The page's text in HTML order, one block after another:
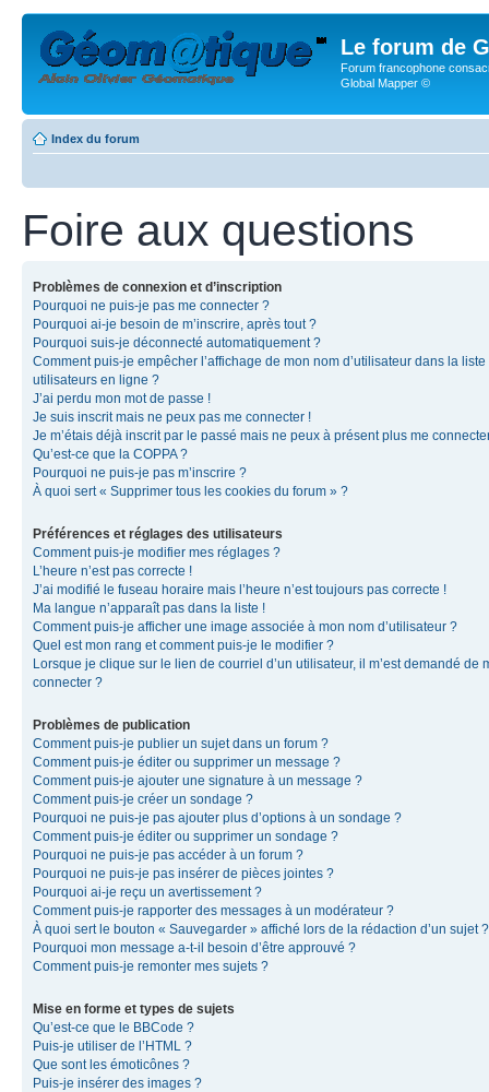
Le forum de
Forum francophone
Global Mapper ©
Index du forum
Foire aux questions
Problèmes de connexion et d’inscription
Pourquoi ne puis-je pas me connecter ?
Pourquoi ai-je besoin de m’inscrire, après tout ?
Pourquoi suis-je déconnecté automatiquement ?
Comment puis-je empêcher l’affichage de mon nom d’utilisateur dans la liste
utilisateurs en ligne ?
J’ai perdu mon mot de passe !
Je suis inscrit mais ne peux pas me connecter !
Je m’étais déjà inscrit par le passé mais ne peux à présent plus me
Qu’est-ce que la COPPA ?
Pourquoi ne puis-je pas m’inscrire ?
À quoi sert « Supprimer tous les cookies du forum » ?
Préférences et réglages des utilisateurs
Comment puis-je modifier mes réglages ?
L’heure n’est pas correcte !
J’ai modifié le fuseau horaire mais l’heure n’est toujours pas correcte !
Ma langue n’apparaît pas dans la liste !
Comment puis-je afficher une image associée à mon nom d’utilisateur ?
Quel est mon rang et comment puis-je le modifier ?
Lorsque je clique sur le lien de courriel d’un utilisateur, il m’est demandé de
connecter ?
Problèmes de publication
Comment puis-je publier un sujet dans un forum ?
Comment puis-je éditer ou supprimer un message ?
Comment puis-je ajouter une signature à un message ?
Comment puis-je créer un sondage ?
Pourquoi ne puis-je pas ajouter plus d’options à un sondage ?
Comment puis-je éditer ou supprimer un sondage ?
Pourquoi ne puis-je pas accéder à un forum ?
Pourquoi ne puis-je pas insérer de pièces jointes ?
Pourquoi ai-je reçu un avertissement ?
Comment puis-je rapporter des messages à un modérateur ?
À quoi sert le bouton « Sauvegarder » affiché lors de la rédaction d’un sujet ?
Pourquoi mon message a-t-il besoin d’être approuvé ?
Comment puis-je remonter mes sujets ?
Mise en forme et types de sujets
Qu’est-ce que le BBCode ?
Puis-je utiliser de l’HTML ?
Que sont les émoticônes ?
Puis-je insérer des images ?